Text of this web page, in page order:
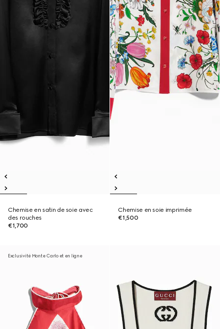
Chemise en satin de soie avec
des rouches
€1,700
Chemise en soie imprimée
€1,500
Exclusivité Monte Carlo et en ligne